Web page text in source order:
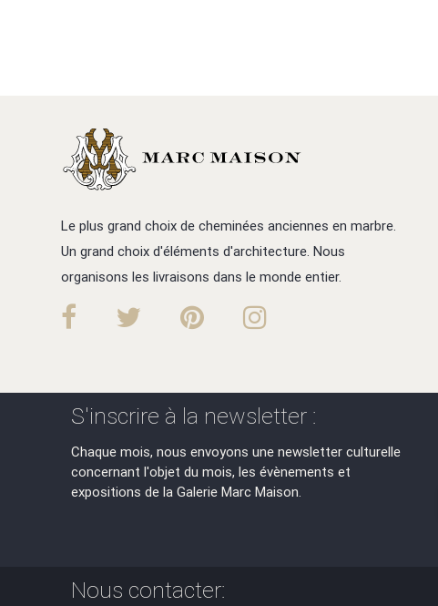
Le plus grand choix de cheminées anciennes en marbre.
Un grand choix d'éléments d'architecture. Nous
organisons les livraisons dans le monde entier.
S'inscrire à la newsletter :
Chaque mois, nous envoyons une newsletter culturelle
concernant l'objet du mois, les évènements et
expositions de la Galerie Marc Maison.
Nous contacter: